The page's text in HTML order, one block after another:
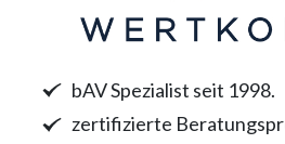
bAV Spezialist seit 1998.
zertifizierte